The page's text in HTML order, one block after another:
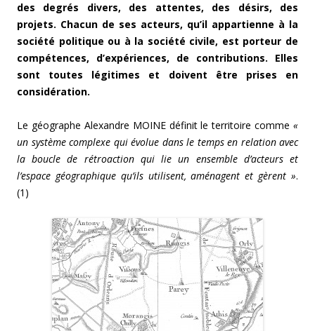
des degrés divers, des attentes, des désirs, des
projets. Chacun de ses acteurs, qu’il appartienne à la
société politique ou à la société civile, est porteur de
compétences, d’expériences, de contributions. Elles
sont toutes légitimes et doivent être prises en
considération.
Le géographe Alexandre MOINE définit le territoire comme «
un système complexe qui évolue dans le temps en relation avec
la boucle de rétroaction qui lie un ensemble d’acteurs et
l’espace géographique qu’ils utilisent, aménagent et gèrent ».
(1)